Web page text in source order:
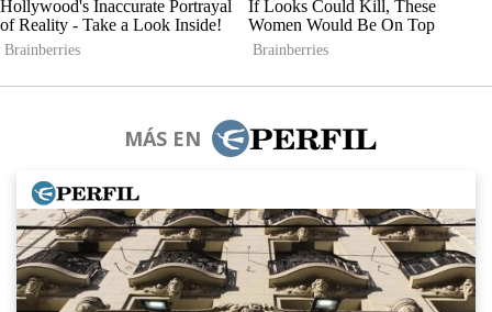
MÁS EN